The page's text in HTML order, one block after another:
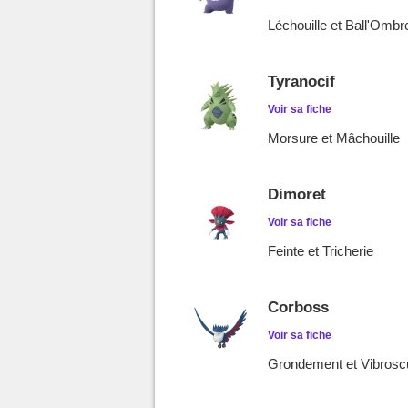
Léchouille et
Tyranocif
Voir sa fiche
Morsure et Mâchouille
Dimoret
Voir sa fiche
Feinte et Tricherie
Corboss
Voir sa fiche
Grondement et